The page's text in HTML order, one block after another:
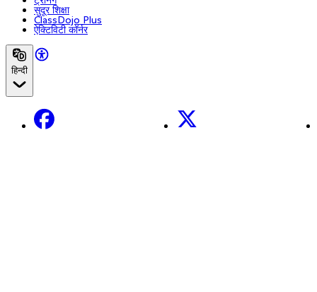
सुदूर शिक्षा
ClassDojo Plus
ऐक्टिविटी कॉर्नर
हिन्दी
Facebook X